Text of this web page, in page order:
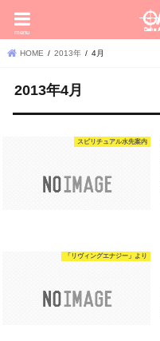
menu
HOME 2013年 4月
2013年4月
スピリチュアル水先案内
「リヴィングエナジー」より